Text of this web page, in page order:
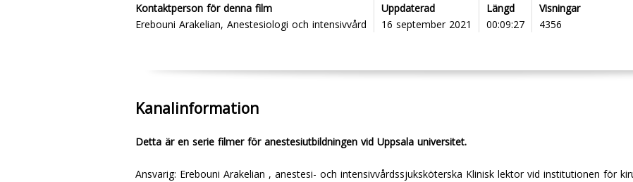
Kontaktperson för denna film
Erebouni Arakelian, Anestesiologi och intensivvård
Uppdaterad
16 september 2021
Längd
00:09:27
Visningar
4356
Kanalinformation
Detta är en serie filmer för anestesiutbildningen vid Uppsala universitet.
Ansvarig: Erebouni Arakelian , anestesi- och intensivvårdssjuksköterska Klinisk lektor vid institutionen för